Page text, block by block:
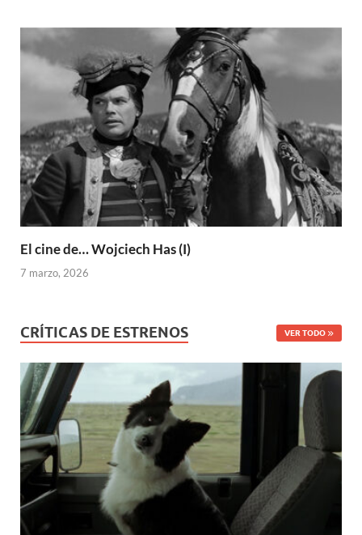
El cine de… Wojciech Has (I)
7 marzo, 2026
CRÍTICAS DE ESTRENOS VER TODO